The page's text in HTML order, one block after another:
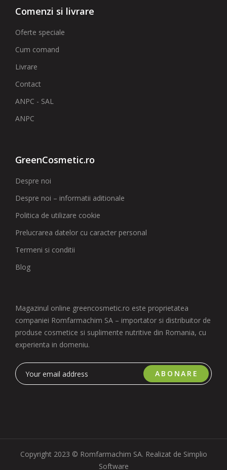
Comenzi si livrare
Oferte speciale
Cum comand
Livrare
Contact
ANPC - SAL
ANPC
GreenCosmetic.ro
Despre noi
Despre noi – informatii aditionale
Politica de utilizare cookie
Prelucrarea datelor cu caracter personal
Termeni si conditii
Blog
Magazinul online greencosmetic.ro este proprietatea
companiei Romfarmachim SA – importator si distribuitor de
produse cosmetice si suplimente nutritive din Romania, cu
experienta in domeniu.
ABONARE
Copyright 2023 © Romfarmachim SA. Realizat de Simplio
Software